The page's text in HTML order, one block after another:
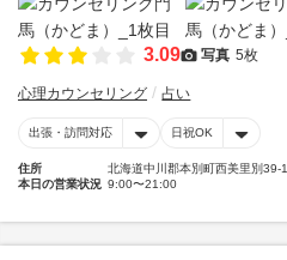
3.09 写真 5枚
心理カウンセリング 占い
出張・訪問対応 日祝OK
住所
北海道中川郡本別町西美里別39-1
本日の営業状況 9:00〜21:00